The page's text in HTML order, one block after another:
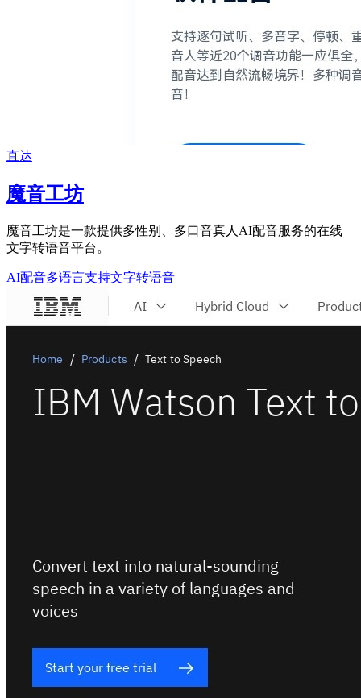
直达
魔音工坊
魔音工坊是一款提供多性别、多口音真人AI配音服务的在线
文字转语音平台。
AI配音多语言支持文字转语音